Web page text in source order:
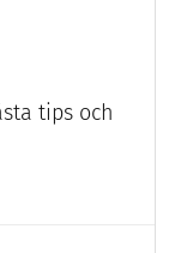
tips och